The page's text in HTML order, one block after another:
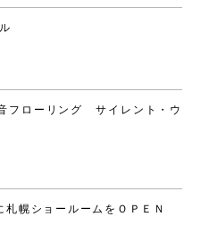
フローリング サイレント・ウ
幌ショールームをＯＰＥＮ